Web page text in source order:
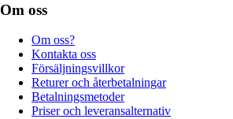
Om oss
Om oss?
Kontakta oss
Försäljningsvillkor
Returer och återbetalningar
Betalningsmetoder
Priser och leveransalternativ